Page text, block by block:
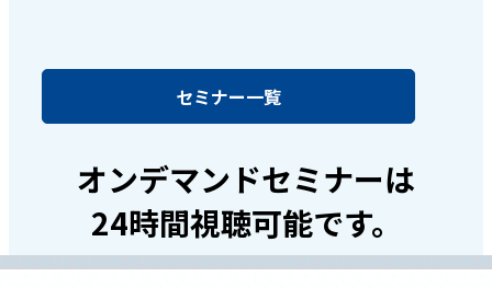
セミナー一覧
オンデマンドセミナーは
24時間視聴可能です。